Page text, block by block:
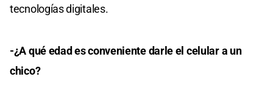
tecnologías digitales.
-¿A qué edad es conveniente darle el celular a un
chico?